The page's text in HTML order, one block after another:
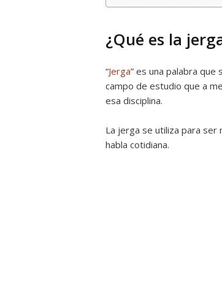
¿Qué es la
“Jerga” es una palabra que
campo de estudio que a
esa disciplina.
La jerga se utiliza para ser
habla cotidiana.